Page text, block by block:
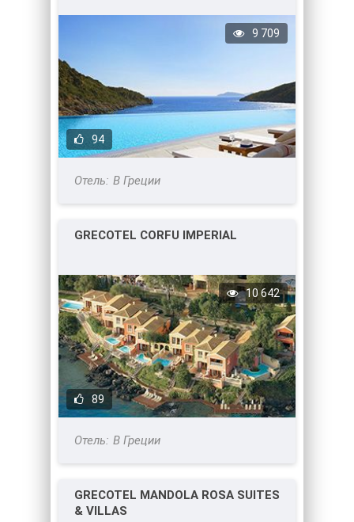
94
9 709
В Греции
GRECOTEL CORFU IMPERIAL
89
10 642
В Греции
GRECOTEL MANDOLA ROSA SUITES
& VILLAS